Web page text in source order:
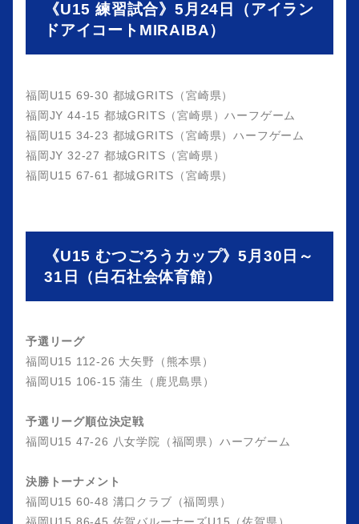
《U15 練習試合》5月24日（アイラン
ドアイコートMIRAIBA）
福岡U15 69-30 都城GRITS（宮崎県）
福岡JY 44-15 都城GRITS（宮崎県）ハーフゲーム
福岡U15 34-23 都城GRITS（宮崎県）ハーフゲーム
福岡JY 32-27 都城GRITS（宮崎県）
福岡U15 67-61 都城GRITS（宮崎県）
《U15 むつごろうカップ》5月30日～
31日（白石社会体育館）
予選リーグ
福岡U15 112-26 大矢野（熊本県）
福岡U15 106-15 蒲生（鹿児島県）
予選リーグ順位決定戦
福岡U15 47-26 八女学院（福岡県）ハーフゲーム
決勝トーナメント
福岡U15 60-48 溝口クラブ（福岡県）